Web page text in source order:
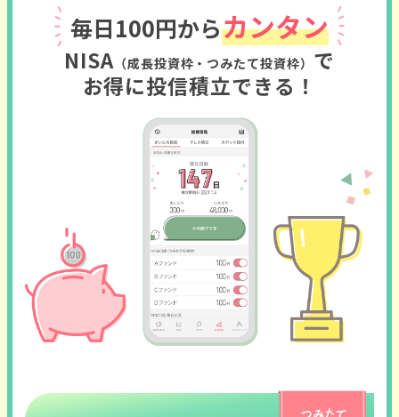
毎日100円からカンタン
NISA （成長投資枠・つみたて投資枠） で
お得に投信積立できる！